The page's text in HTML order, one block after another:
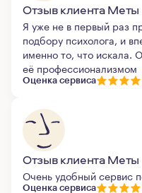
Отзыв клиента Меты
Я уже не в первый раз
подбору психолога, и
именно то, что искала.
её профессионализмом
Оценка сервиса
Отзыв клиента Меты
Очень удобный сервис
Оценка сервиса